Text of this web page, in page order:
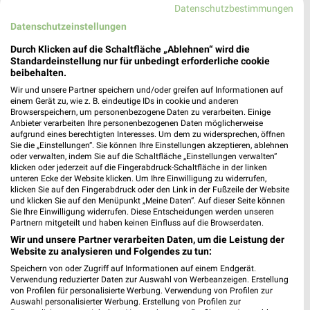
5,9 km
Angebote ab 08.08.
Gültig bis Fr. 14.08.
4,5 km
Gültig ab Sa. 15.08.
BAUHAUS B1 Discount Baumarkt
Datenschutzbestimmungen
Datenschutzeinstellungen
Durch Klicken auf die Schaltfläche „Ablehnen“ wird die
Standardeinstellung nur für unbedingt erforderliche cookie
beibehalten.
Wir und unsere Partner speichern und/oder greifen auf Informationen auf
einem Gerät zu, wie z. B. eindeutige IDs in cookie und anderen
Browserspeichern, um personenbezogene Daten zu verarbeiten. Einige
Anbieter verarbeiten Ihre personenbezogenen Daten möglicherweise
aufgrund eines berechtigten Interesses. Um dem zu widersprechen, öffnen
Sie die „Einstellungen“. Sie können Ihre Einstellungen akzeptieren, ablehnen
oder verwalten, indem Sie auf die Schaltfläche „Einstellungen verwalten“
klicken oder jederzeit auf die Fingerabdruck-Schaltfläche in der linken
unteren Ecke der Website klicken. Um Ihre Einwilligung zu widerrufen,
klicken Sie auf den Fingerabdruck oder den Link in der Fußzeile der Website
und klicken Sie auf den Menüpunkt „Meine Daten“. Auf dieser Seite können
Sie Ihre Einwilligung widerrufen. Diese Entscheidungen werden unseren
Partnern mitgeteilt und haben keinen Einfluss auf die Browserdaten.
Wir und unsere Partner verarbeiten Daten, um die Leistung der
Website zu analysieren und Folgendes zu tun:
Speichern von oder Zugriff auf Informationen auf einem Endgerät.
Verwendung reduzierter Daten zur Auswahl von Werbeanzeigen. Erstellung
von Profilen für personalisierte Werbung. Verwendung von Profilen zur
Auswahl personalisierter Werbung. Erstellung von Profilen zur